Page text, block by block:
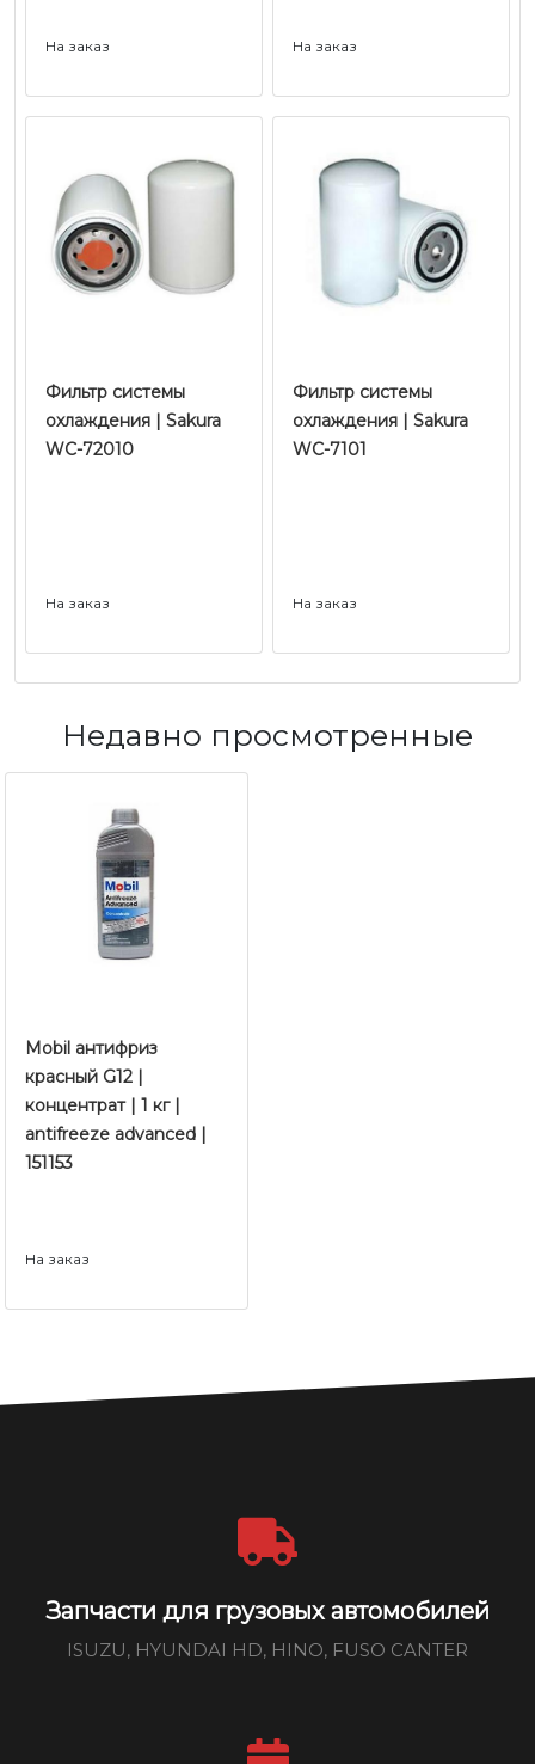
На заказ На заказ
Фильтр системы
охлаждения | Sakura
WC-72010
На заказ
Фильтр системы
охлаждения | Sakura
WC-7101
На заказ
Недавно просмотренные
Mobil антифриз
красный G12 |
концентрат | 1 кг |
antifreeze advanced |
151153
На заказ
Запчасти для грузовых автомобилей
ISUZU, HYUNDAI HD, HINO, FUSO CANTER